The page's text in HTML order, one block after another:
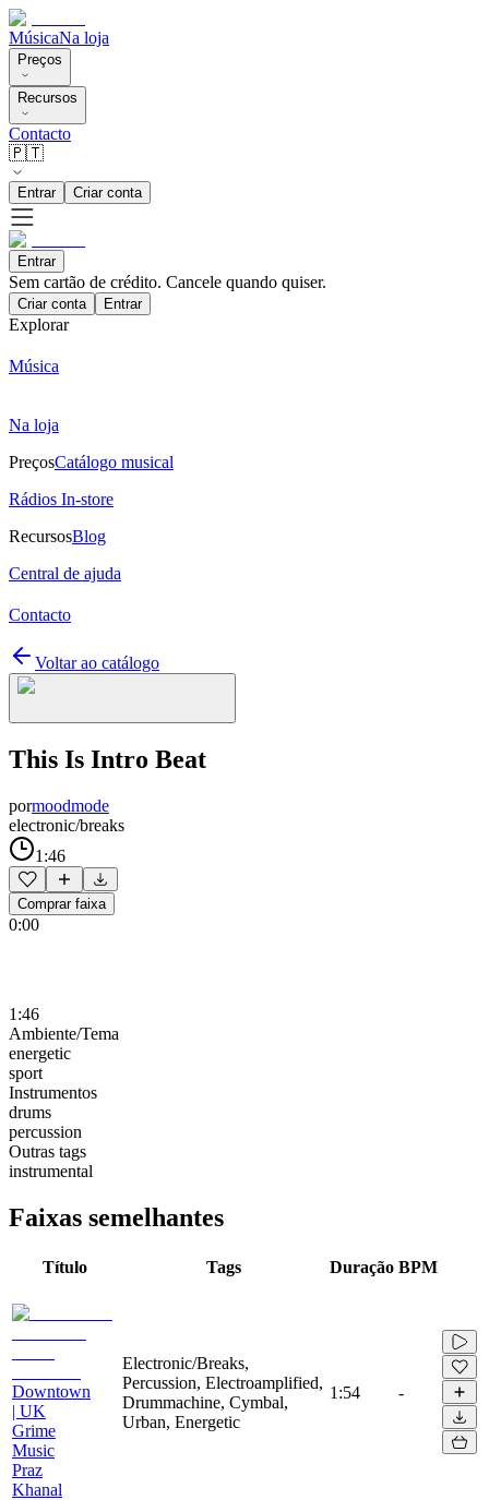
MúsicaNa loja
Preços
Recursos
Contacto
🇵🇹
Entrar Criar conta
Entrar
Sem cartão de crédito. Cancele quando quiser.
Criar conta Entrar
Explorar
Música
Na loja
PreçosCatálogo musical
Rádios In-store
RecursosBlog
Central de ajuda
Contacto
Voltar ao catálogo
This Is Intro Beat
pormoodmode
electronic/breaks
1:46
Comprar faixa
0:00
1:46
Ambiente/Tema
energetic
sport
Instrumentos
drums
percussion
Outras tags
instrumental
Faixas semelhantes
Título Tags Duração BPM
Downtown
| UK
Grime
Music
Praz
Khanal
Electronic/Breaks,
Percussion, Electroamplified,
Drummachine, Cymbal,
Urban, Energetic
1:54 -